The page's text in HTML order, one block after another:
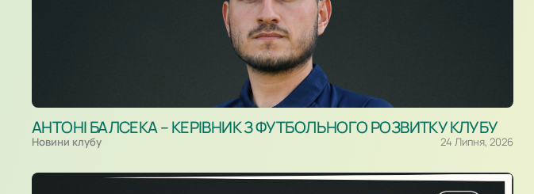
АНТОНІ БАЛСЕКА – КЕРІВНИК З ФУТБОЛЬНОГО РОЗВИТКУ КЛУБУ
Новини клубу 24 Липня, 2026